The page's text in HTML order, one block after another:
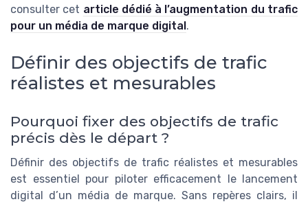
consulter cet article dédié à l’augmentation du trafic
pour un média de marque digital.
Définir des objectifs de trafic
réalistes et mesurables
Pourquoi fixer des objectifs de trafic
précis dès le départ ?
Définir des objectifs de trafic réalistes et mesurables
est essentiel pour piloter efficacement le lancement
digital d’un média de marque. Sans repères clairs, il